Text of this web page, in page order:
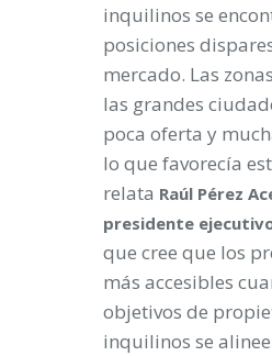
inquilinos se
posiciones
mercado. Las
las grandes
poca oferta y
lo que favorecía
relata Raúl Pérez
presidente
que cree que los
más accesibles
objetivos de
inquilinos se